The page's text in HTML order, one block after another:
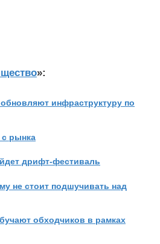
»:
инфраструктуру по
с рынка
дрифт-фестиваль
не стоит подшучивать над
обходчиков в рамках